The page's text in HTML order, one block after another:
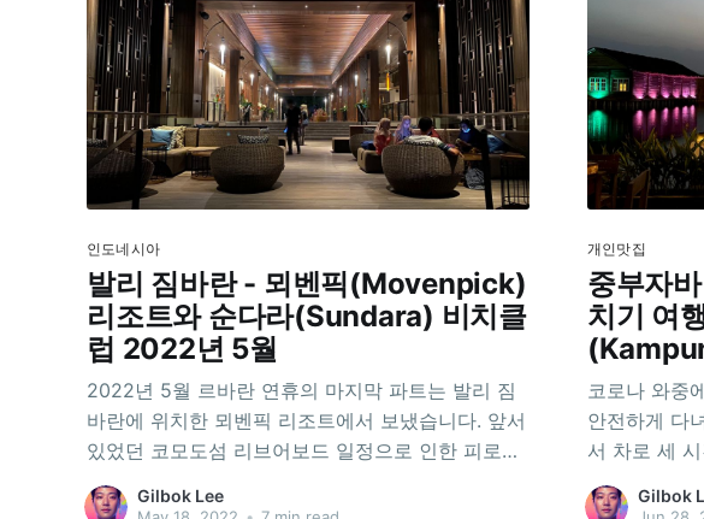
인도네시아
발리 짐바란 - 뫼벤픽(Movenpick)
리조트와 순다라(Sundara) 비치클
럽 2022년 5월
2022년 5월 르바란 연휴의 마지막 파트는 발리 짐
바란에 위치한 뫼벤픽 리조트에서 보냈습니다. 앞서
있었던 코모도섬 리브어보드 일정으로 인한 피로를
풀기 위해 무리하지 않는 것이 목표였습니다. 말그
대로 리조트 안과 바로 그 근처에서만 지내다가 욕
Gilbok Lee
개인맛집
중부자
치기 여
코로나 와중
안전하게 다
서 차로 세
시 스마랑
는 생선요리
Gilbok